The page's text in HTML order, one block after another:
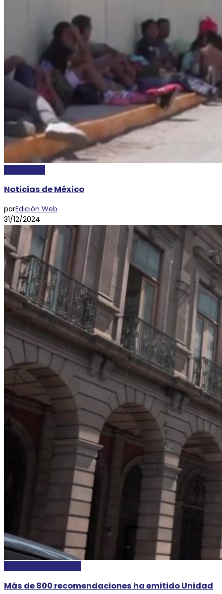
Noticias de México
porEdición Web
31/12/2024
Más de 800 recomendaciones ha emitido Unidad